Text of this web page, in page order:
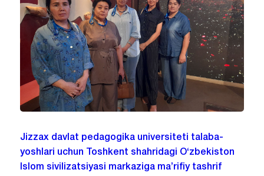
Jizzax davlat pedagogika universiteti talaba-
yoshlari uchun Toshkent shahridagi O‘zbekiston
Islom sivilizatsiyasi markaziga ma’rifiy tashrif